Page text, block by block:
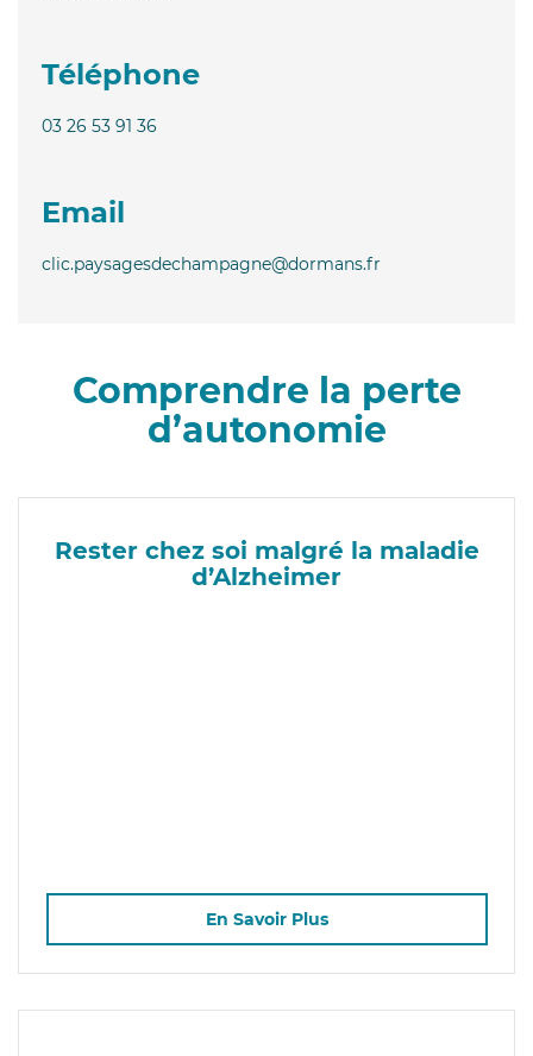
Téléphone
03 26 53 91 36
Email
clic.paysagesdechampagne@dormans.fr
Comprendre la perte
d’autonomie
Rester chez soi malgré la maladie
d’Alzheimer
En Savoir Plus